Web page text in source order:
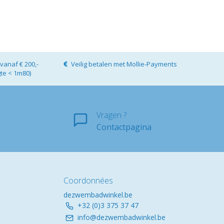
€ 200,-
< 1m80)
Veilig betalen met Mollie-Payments
Vragen ?
Contactpagina
Coordonnées
dezwembadwinkel.be
+32 (0)3 375 37 47
info@dezwembadwinkel.be